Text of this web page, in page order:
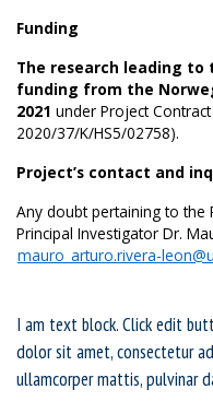
Funding
The research leading to
funding from the
2021 under Project
2020/37/K/HS5/02758).
Project’s contact and
Any doubt pertaining to the
Principal Investigator Dr.
mauro_arturo.rivera-
I am text block. Click edit
dolor sit amet, consectetur
ullamcorper mattis, pulvinar